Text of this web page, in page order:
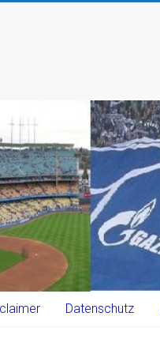
Datenschutz